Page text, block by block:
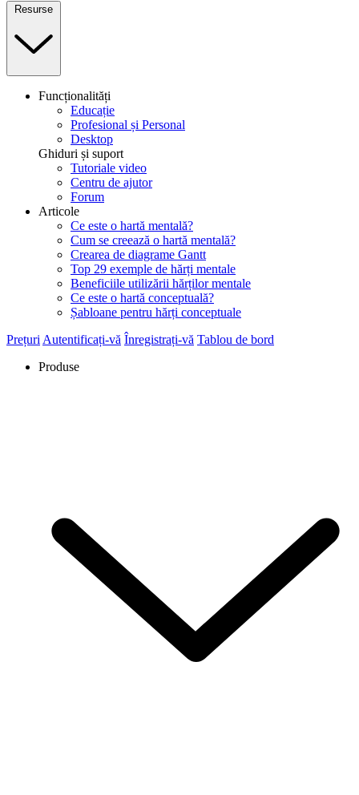
Resurse
Funcționalități
Educație
Profesional și Personal
Desktop
Ghiduri și suport
Tutoriale video
Centru de ajutor
Forum
Articole
Ce este o hartă mentală?
Cum se creează o hartă mentală?
Crearea de diagrame Gantt
Top 29 exemple de hărți mentale
Beneficiile utilizării hărților mentale
Ce este o hartă conceptuală?
Șabloane pentru hărți conceptuale
Prețuri Autentificați-vă Înregistrați-vă Tablou de bord
Produse